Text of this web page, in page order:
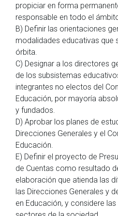
propiciar en forma
responsable en todo el
B) Definir las orientaciones
modalidades educativas que
órbita.
C) Designar a los directores
de los subsistemas
integrantes no electos del
Educación, por mayoría
y fundados.
D) Aprobar los planes de
Direcciones Generales y el
Educación.
E) Definir el proyecto de
de Cuentas como resultado
elaboración que atienda las
las Direcciones Generales y
en Educación, y considere